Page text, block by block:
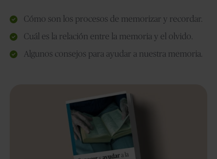
Cómo son los procesos de memorizar y recordar.
Cuál es la relación entre la memoria y el olvido.
Algunos consejos para ayudar a nuestra memoria.